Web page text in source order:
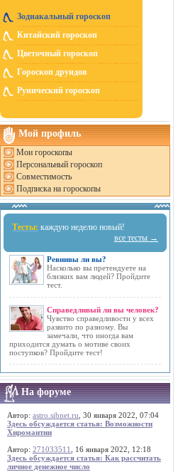
Зодиакальный гороскоп
Китайский гороскоп
Цветочный гороскоп
Гороскоп друидов
Рунический гороскоп
Мой профиль
Мои гороскопы
Персональный гороскоп
Совместимость
Подписка на гороскопы
Тесты: каждую неделю новый!
все тесты →
Ревнивы ли вы?
Насколько вы претендуете на
близких вам людей? Пройдите
тест.
Справедливый ли вы человек?
Чувство справедливости у всех
развито по разному. Вы
замечали, что иногда вам
приходится думать о мотиве своих
поступков? Пройдите тест!
На форуме
Автор: astro.sibnet.ru , 30 января 2022, 07:04
Здесь обсуждается статья: Возможности
Хиромантии
Автор: 271033511
, 16 января 2022, 12:18
Здесь обсуждается статья: Как рассчитать
личное денежное число